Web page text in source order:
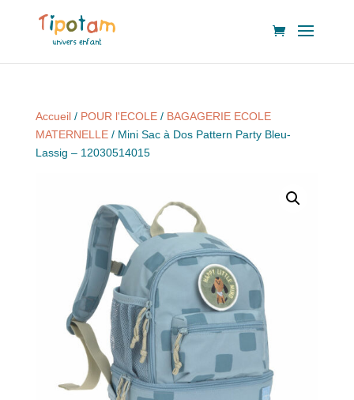
Accueil/ POUR l'ECOLE/ BAGAGERIE ECOLE
MATERNELLE/ Mini Sac à Dos Pattern Party Bleu-
Lassig – 12030514015